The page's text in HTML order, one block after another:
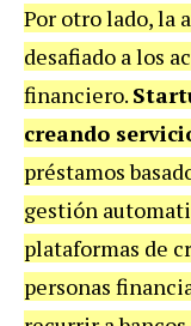
Por otro lado, la
desafiado a los
financiero.
creando
préstamos
gestión
plataformas de
personas